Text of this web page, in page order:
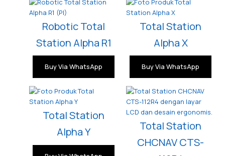
Robotic Total
Station Alpha R1
Buy Via WhatsApp
Total Station
Alpha X
Buy Via WhatsApp
Total Station
Alpha Y
Total Station
CHCNAV CTS-